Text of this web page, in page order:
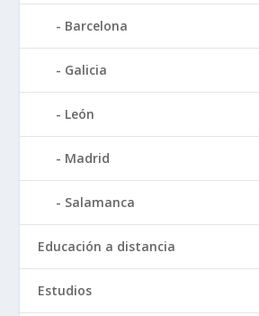
Barcelona
Galicia
León
Madrid
Salamanca
Educación a distancia
Estudios